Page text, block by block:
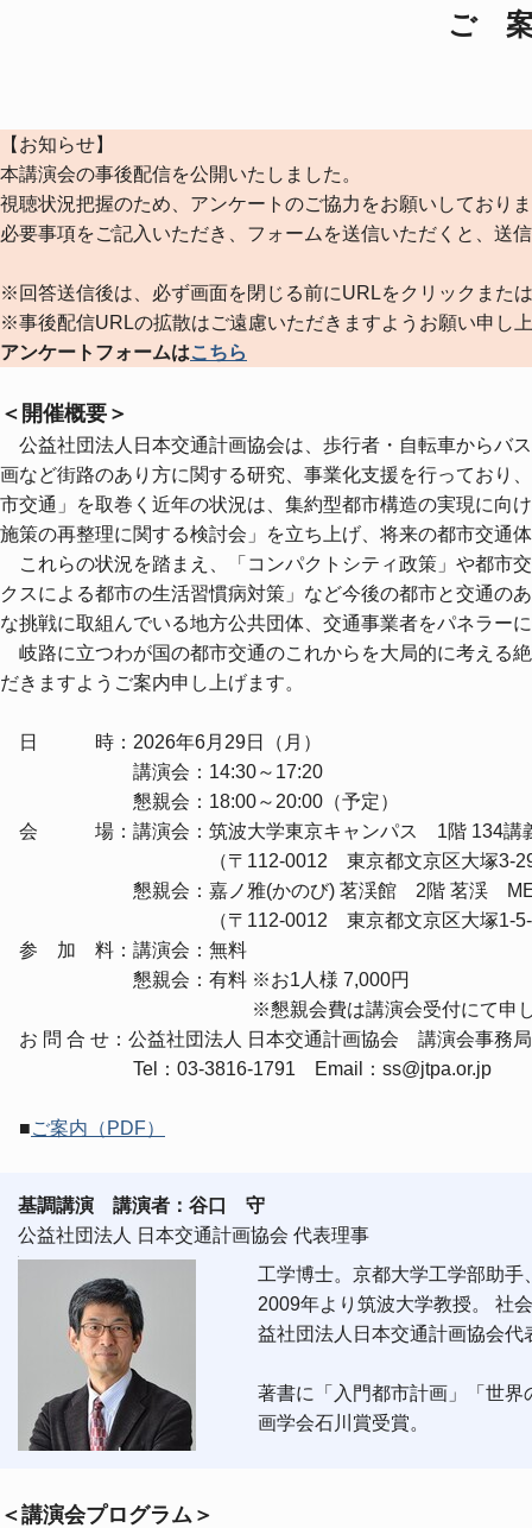
ご
【お知らせ】
本講演会の事後配信を公開いたしました。
視聴状況把握のため、アンケートのご協力をお願いしており
必要事項をご記入いただき、フォームを送信いただくと、送
※回答送信後は、必ず画面を閉じる前にURLをクリックまた
※事後配信URLの拡散はご遠慮いただきますようお願い申し
アンケートフォームはこちら
＜開催概要＞
公益社団法人日本交通計画協会は、歩行者・自転車からバ
画など街路のあり方に関する研究、事業化支援を行っており
市交通」を取巻く近年の状況は、集約型都市構造の実現に向
施策の再整理に関する検討会」を立ち上げ、将来の都市交通
これらの状況を踏まえ、「コンパクトシティ政策」や都市
クスによる都市の生活習慣病対策」など今後の都市と交通の
な挑戦に取組んでいる地方公共団体、交通事業者をパネラー
岐路に立つわが国の都市交通のこれからを大局的に考える
だきますようご案内申し上げます。
日 時：2026年6月29日（月）
講演会：14:30～17:20
懇親会：18:00～20:00（予定）
会 場：講演会：筑波大学東京キャンパス 1階 134講
（〒112-0012 東京都文京区大塚3-29-1 会
懇親会：嘉ノ雅(かのび) 茗渓館 2階 茗渓
（〒112-0012 東京都文京区大塚1-5-23 会
参 加 料：講演会：無料
懇親会：有料 ※お1人様 7,000円
※懇親会費は講演会受付にて申し受
お 問 合 せ：公益社団法人 日本交通計画協会 講演会事務
Tel：03-3816-1791 Email：ss@jtpa.or.jp
■ご案内（PDF）
基調講演 講演者：谷口 守
公益社団法人 日本交通計画協会 代表理事
工学博士。京都大学工学部助
2009年より筑波大学教授。 社
益社団法人日本交通計画協会
著書に「入門都市計画」「世
画学会石川賞受賞。
＜講演会プログラム＞